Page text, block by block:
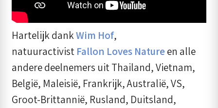
Hartelijk dankWim Hof,
natuuractivist Fallon Loves Natureen alle
andere deelnemers uit Thailand, Vietnam,
België, Maleisië, Frankrijk, Australië, VS,
Groot-Brittannië, Rusland, Duitsland,